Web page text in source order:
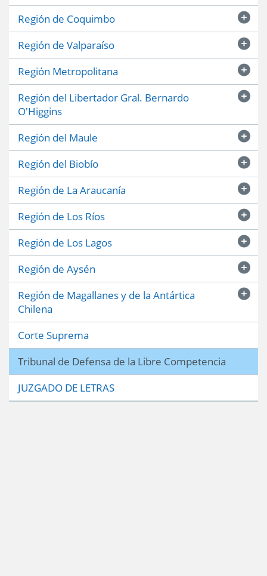
Región de Coquimbo
Región de Valparaíso
Región Metropolitana
Región del Libertador Gral. Bernardo
O'Higgins
Región del Maule
Región del Biobío
Región de La Araucanía
Región de Los Ríos
Región de Los Lagos
Región de Aysén
Región de Magallanes y de la Antártica
Chilena
Corte Suprema
Tribunal de Defensa de la Libre Competencia
JUZGADO DE LETRAS